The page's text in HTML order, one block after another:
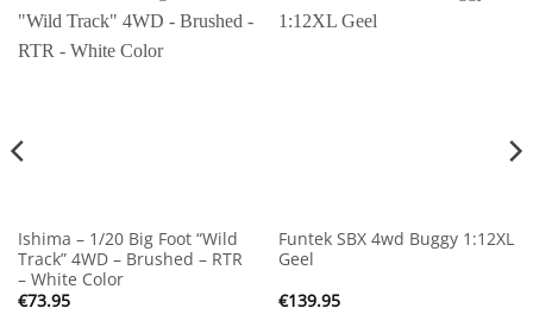
Ishima – 1/20 Big Foot “Wild
Track” 4WD – Brushed – RTR
– White Color
€73.95
Funtek SBX 4wd Buggy 1:12XL
Geel
€139.95